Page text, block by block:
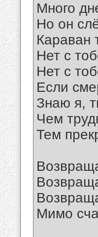
Много
Но он
Караван
Нет с
Нет с
Если
Знаю я,
Чем
Тем
Мимо